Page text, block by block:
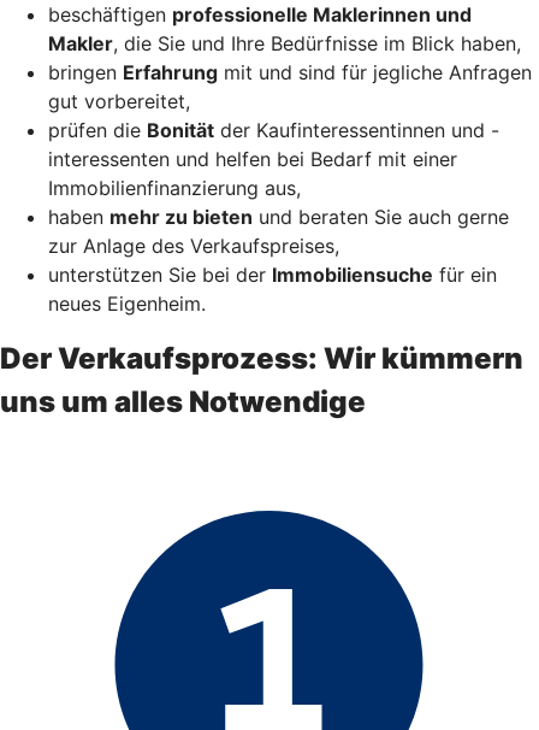
beschäftigen professionelle Maklerinnen und
Makler, die Sie und Ihre Bedürfnisse im Blick haben,
bringen Erfahrung mit und sind für jegliche Anfragen
gut vorbereitet,
prüfen die Bonität der Kaufinteressentinnen und -
interessenten und helfen bei Bedarf mit einer
Immobilienfinanzierung aus,
haben mehr zu bieten und beraten Sie auch gerne
zur Anlage des Verkaufspreises,
unterstützen Sie bei der Immobiliensuche für ein
neues Eigenheim.
Der Verkaufsprozess: Wir kümmern
uns um alles Notwendige